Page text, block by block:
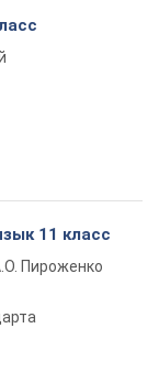
11 класс
Пироженко